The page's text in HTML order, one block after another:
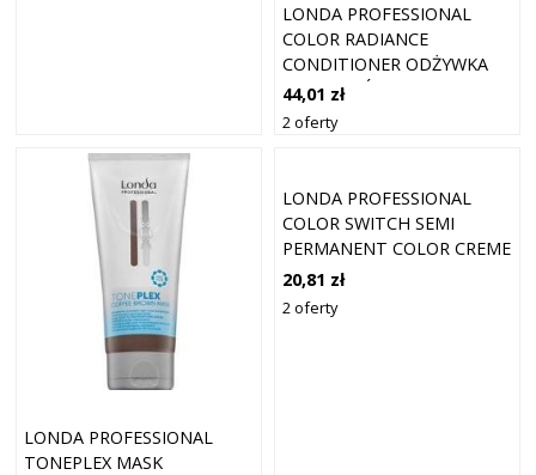
LONDA PROFESSIONAL
COLOR RADIANCE
CONDITIONER ODŻYWKA
DO WŁOSÓW
FARBOWANYCH 1000 ML
44,01 zł
2 oferty
LONDA PROFESSIONAL
TONEPLEX MASK
LONDA PROFESSIONAL
COLOR SWITCH SEMI
PERMANENT COLOR CREME
SEMI- PERMANENTNA
FARBA DO WŁOSÓW YIPPEE!
YELLOW 80 ML
20,81 zł
2 oferty